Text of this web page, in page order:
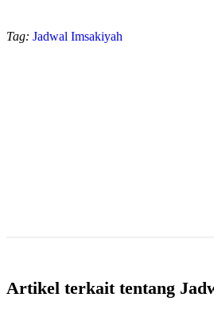
Tag: Jadwal Imsakiyah
Artikel terkait tentang